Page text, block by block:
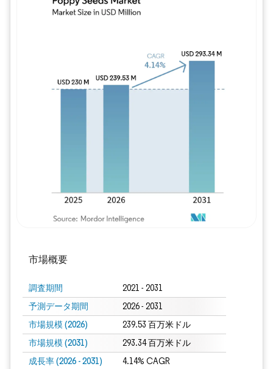
市場概要
調査期間 2021 - 2031
予測データ期間 2026 - 2031
市場規模 (2026) 239.53 百万米ドル
市場規模 (2031) 293.34 百万米ドル
成長率 (2026 - 2031) 4.14% CAGR